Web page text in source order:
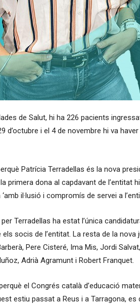
de Salut, hi ha 226 pacients
d’octubre i el 4 de novembre hi va
Patrícia Terradellas és la nova
primera dona al capdavant de l’entitat
il·lusió i compromís de servei a
Terradellas ha estat l’única
els socis de l’entitat. La resta de la
Pere Cisteré, Ima Mis, Jordi
Adrià Agramunt i Robert Franquet.
el Congrés català d’educació
estiu passat a Reus i a Tarragona,